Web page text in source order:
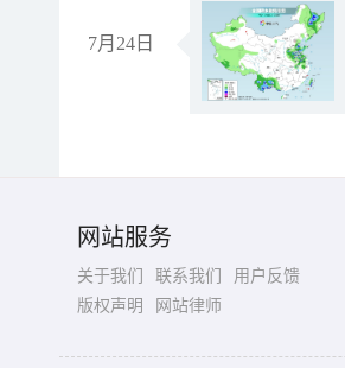
7月24日
网站服务
关于我们 联系我们
用户反馈
版权声明
网站律师